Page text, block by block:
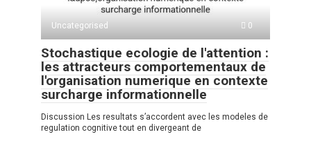
Uncategorised 0
Stochastique ecologie de l'attention :
les attracteurs comportementaux de
l'organisation numerique en contexte
surcharge informationnelle
Discussion Les resultats s’accordent avec les modeles de
regulation cognitive tout en divergeant de